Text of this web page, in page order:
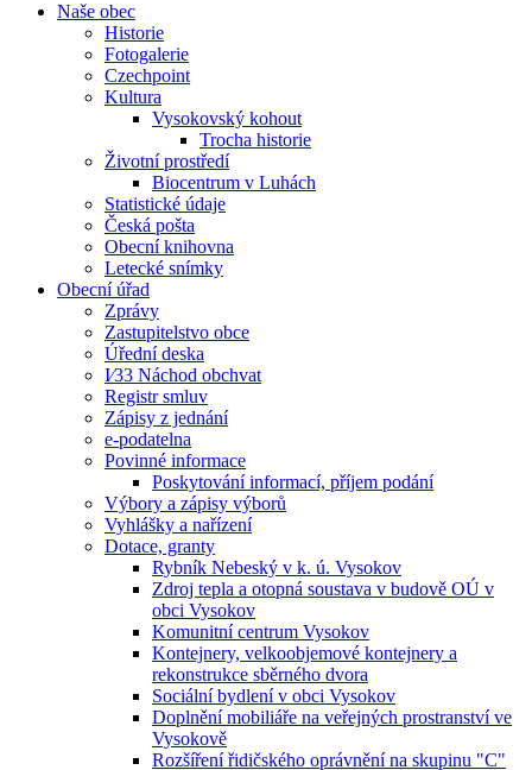
Naše obec
Historie
Fotogalerie
Czechpoint
Kultura
Vysokovský kohout
Trocha historie
Životní prostředí
Biocentrum v Luhách
Statistické údaje
Česká pošta
Obecní knihovna
Letecké snímky
Obecní úřad
Zprávy
Zastupitelstvo obce
Úřední deska
I⁄33 Náchod obchvat
Registr smluv
Zápisy z jednání
e-podatelna
Povinné informace
Poskytování informací, příjem podání
Výbory a zápisy výborů
Vyhlášky a nařízení
Dotace, granty
Rybník Nebeský v k. ú. Vysokov
Zdroj tepla a otopná soustava v budově OÚ v
obci Vysokov
Komunitní centrum Vysokov
Kontejnery, velkoobjemové kontejnery a
rekonstrukce sběrného dvora
Sociální bydlení v obci Vysokov
Doplnění mobiliáře na veřejných prostranství ve
Vysokově
Rozšíření řidičského oprávnění na skupinu "C"